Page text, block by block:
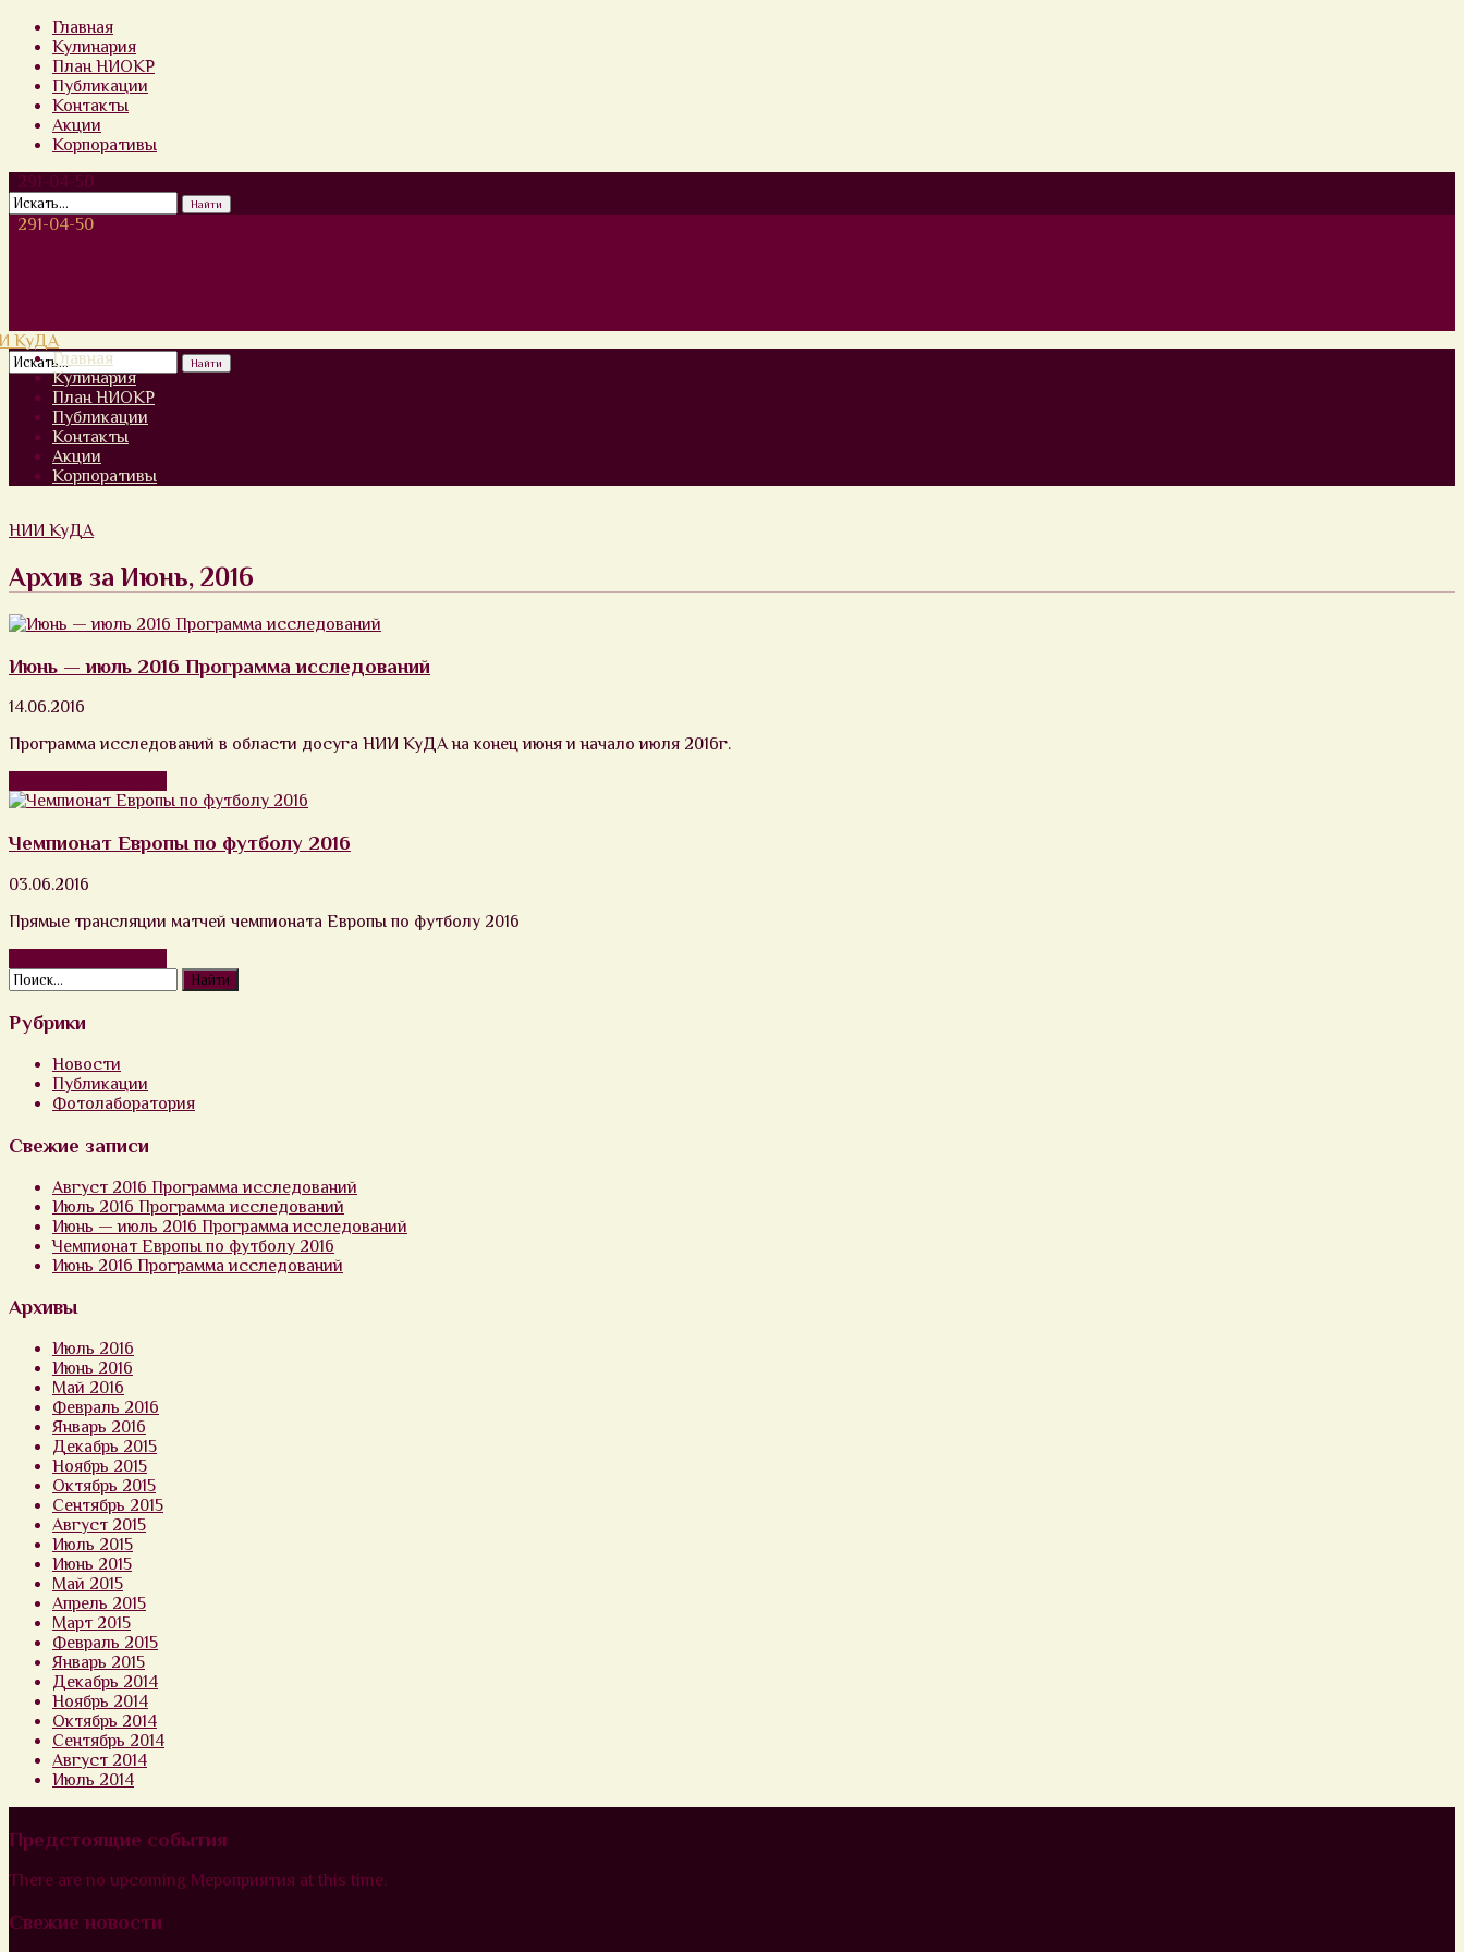
Главная
Кулинария
План НИОКР
Публикации
Контакты
Акции
Корпоративы
291-04-50
291-04-50
Главная
Кулинария
План НИОКР
Публикации
Контакты
Акции
Корпоративы
НИИ КуДА
Архив за Июнь, 2016
Июнь — июль 2016 Программа исследований
14.06.2016
Программа исследований в области досуга НИИ КуДА на конец июня и начало июля 2016г.
Чемпионат Европы по футболу 2016
03.06.2016
Прямые трансляции матчей чемпионата Европы по футболу 2016
Рубрики
Новости
Публикации
Фотолаборатория
Свежие записи
Август 2016 Программа исследований
Июль 2016 Программа исследований
Июнь — июль 2016 Программа исследований
Чемпионат Европы по футболу 2016
Июнь 2016 Программа исследований
Архивы
Июль 2016
Июнь 2016
Май 2016
Февраль 2016
Январь 2016
Декабрь 2015
Ноябрь 2015
Октябрь 2015
Сентябрь 2015
Август 2015
Июль 2015
Июнь 2015
Май 2015
Апрель 2015
Март 2015
Февраль 2015
Январь 2015
Декабрь 2014
Ноябрь 2014
Октябрь 2014
Сентябрь 2014
Август 2014
Июль 2014
Предстоящие события
There are no upcoming Мероприятия at this time.
Свежие новости